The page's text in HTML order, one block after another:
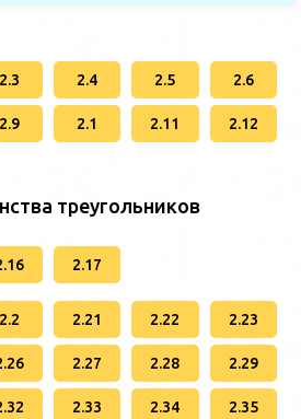
2.3 2.4 2.5 2.6
2.9 2.1 2.11 2.12
треугольников
2.17
2.2 2.21 2.22 2.23
2.27 2.28 2.29
2.33 2.34 2.35